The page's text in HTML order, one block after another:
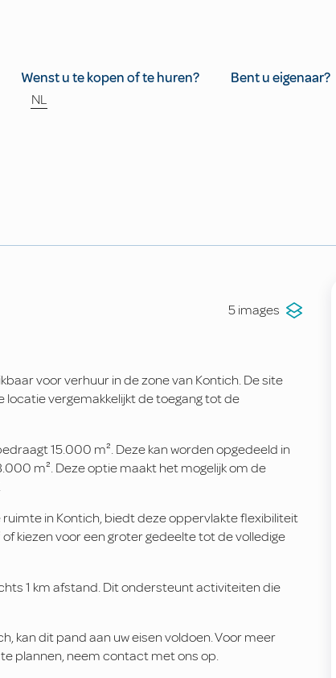
Wenst u te kopen of te huren? Bent u eigenaar?
NL
5 images
voor verhuur in de zone van Kontich. De site
locatie vergemakkelijkt de toegang tot de
15.000 m². Deze kan worden opgedeeld in
m². Deze optie maakt het mogelijk om de
in Kontich, biedt deze oppervlakte flexibiliteit
kiezen voor een groter gedeelte tot de volledige
1 km afstand. Dit ondersteunt activiteiten die
kan dit pand aan uw eisen voldoen. Voor meer
plannen, neem contact met ons op.